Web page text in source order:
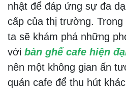
nhật để đáp ứng sự đa
cấp của thị trường. Trong
ta sẽ khám phá những
với bàn ghế cafe hiện
nên một không gian ấn
quán cafe để thu hút